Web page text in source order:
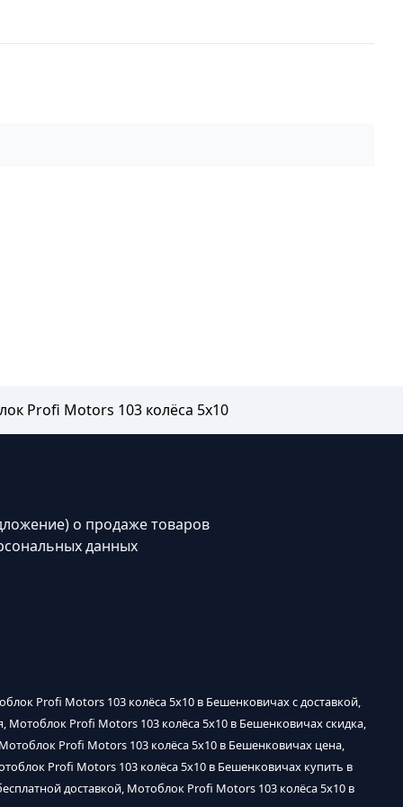
Profi Motors 103 колёса 5х10
о продаже товаров
данных
Profi Motors 103 колёса 5х10 в Бешенковичах с доставкой,
Profi Motors 103 колёса 5х10 в Бешенковичах скидка,
Profi Motors 103 колёса 5х10 в Бешенковичах цена,
Profi Motors 103 колёса 5х10 в Бешенковичах купить в
доставкой, Мотоблок Profi Motors 103 колёса 5х10 в